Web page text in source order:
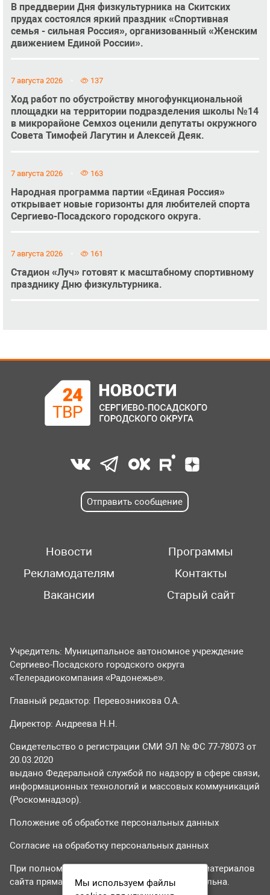
В преддверии Дня физкультурника на Скитских
прудах состоялся яркий праздник «Спортивная
семья - сильная Россия», организованный «Женским
движением Единой России».
7 августа 2026 137
Ход работ по обустройству многофункциональной
площадки на территории подразделения школы №14
в микрорайоне Семхоз оценили депутаты окружного
Совета Тимофей Лагутин и Алексей Деяк.
7 августа 2026 163
Народная программа партии «Единая Россия»
открывает новые горизонты для любителей спорта
Сергиево-Посадского городского округа.
7 августа 2026 161
Стадион «Луч» готовят к масштабному спортивному
празднику Дню физкультурника.
Отправить сообщение
Новости
Программы
Рекламодателям
Контакты
Вакансии
Старый сайт
Учредитель: Муниципальное автономное учреждение
Сергиево-Посадского городского округа
«Телерадиокомпания «Радонежье».
Главный редактор: Перевозникова О.А.
Директор: Андреева Н.Н.
Свидетельство о регистрации СМИ ЭЛ № ФС 77-78073 от
20.03.2020
выдано Федеральной службой по надзору в сфере связи,
информационных технологий и массовых коммуникаций
(Роскомнадзор).
Положение об обработке персональных данных
Согласие на обработку персональных данных
При полном или частичном использовании материалов
сайта прямая гиперссылка на tvr24.tv обязательна.
Мы используем файлы